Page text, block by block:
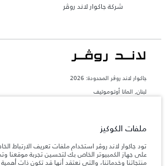
شركة جاكوار لاند روڤر
جاكوار لاند روڨر المحدودة: 2026
لبنان, المانا أوتوموتيف
والحمولة.
المعلومات والمواصفات والأسعار والألوان المذكورة على
ملفات الكوكيز
تود جاكوار لاند روڤر استخدام ملفات تعريف الارتباط
على جهاز الكمبيوتر الخاص بك لتحسين تجربة موقعنا
منتجاتنا وخدماتنا، والتي نعتقد أنها قد تكون ذات